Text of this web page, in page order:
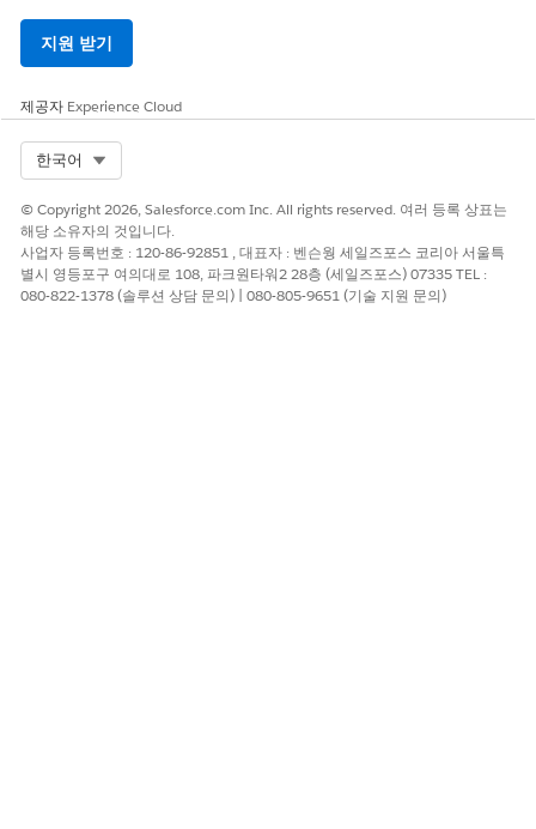
지원 받기
제공자 Experience Cloud
한국어
© Copyright 2026, Salesforce.com Inc. All rights reserved. 여러 등록 상표는
해당 소유자의 것입니다.
사업자 등록번호 : 120-86-92851 , 대표자 : 벤슨웡 세일즈포스 코리아 서울특
별시 영등포구 여의대로 108, 파크원타워2 28층 (세일즈포스) 07335 TEL :
080-822-1378 (솔루션 상담 문의) | 080-805-9651 (기술 지원 문의)